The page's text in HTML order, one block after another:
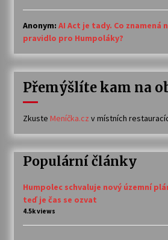
Anonym: AI Act je tady. Co znamená
pravidlo pro Humpoláky?
Přemýšlíte kam na
Zkuste Meníčka.cz v místních
Populární články
Humpolec schvaluje nový územní
teď je čas se ozvat
4.5k views